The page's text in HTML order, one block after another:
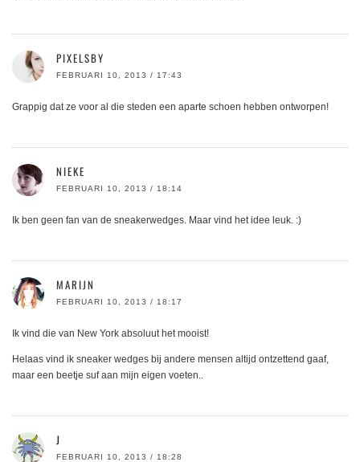
PIXELSBY
FEBRUARI 10, 2013 / 17:43
Grappig dat ze voor al die steden een aparte schoen hebben ontworpen!
NIEKE
FEBRUARI 10, 2013 / 18:14
Ik ben geen fan van de sneakerwedges. Maar vind het idee leuk. :)
MARIJN
FEBRUARI 10, 2013 / 18:17
Ik vind die van New York absoluut het mooist!
Helaas vind ik sneaker wedges bij andere mensen altijd ontzettend gaaf,
maar een beetje suf aan mijn eigen voeten..
J
FEBRUARI 10, 2013 / 18:28